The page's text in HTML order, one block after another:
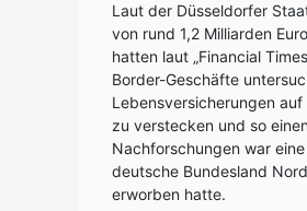
Laut der Düsseldorfer
von rund 1,2 Milliarden
hatten laut „Financial
Border-Geschäfte
Lebensversicherungen
zu verstecken und so
Nachforschungen war
deutsche Bundesland
erworben hatte.